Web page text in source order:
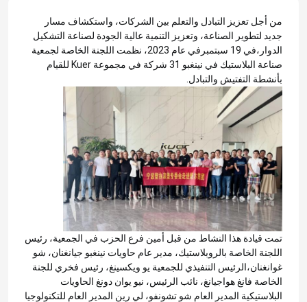
من أجل تعزيز التبادل والتعلم بين الشركات، واستكشاف مسار
جديد لتطوير الصناعة، وتعزيز التنمية عالية الجودة لصناعة التشكيل
الدوار،في 19 سبتمبرفي عام 2023، نظمت اللجنة الخاصة لجمعية
صناعة البلاستيك في نينغبو 31 شركة في مجموعة Kuer للقيام
بأنشطة التفتيش والتبادل.
تمت قيادة هذا النشاط من قبل أمين فرع الحزب في الجمعية، رئيس
اللجنة الخاصة بالروبلاستيك، مدير عام حاويات نينغبو جيانغنان، شو
غوانغنان،الرئيس التنفيذي للجمعية يو ويكسينغ، رئيس فخري للجنة
الخاصة فانغ هواجيانغ، نائب الرئيس، نيو يوان دونغ الحاويات
البلاستيكية المدير العام شو تشونفو، لي رين المدير العام للتكنولوجيا